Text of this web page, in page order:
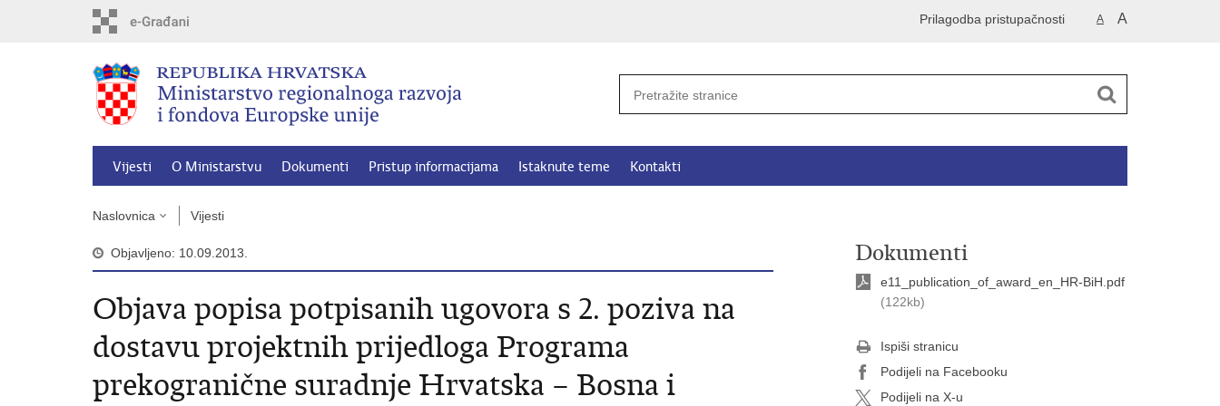
A A
Prilagodba pristupačnosti
Vijesti O Ministarstvu Dokumenti Pristup informacijama Istaknute teme Kontakti
Naslovnica Vijesti
Objavljeno: 10.09.2013.
Objava popisa potpisanih ugovora s 2. poziva na
dostavu projektnih prijedloga Programa
prekogranične suradnje Hrvatska – Bosna i
Dokumenti
e11_publication_of_award_en_HR-BiH.pdf
(122kb)
Ispiši stranicu
Podijeli na Facebooku
Podijeli na X-u